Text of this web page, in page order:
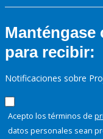
Manténgase
para recibir:
Notificaciones sobre
Acepto los términos de
datos personales sean